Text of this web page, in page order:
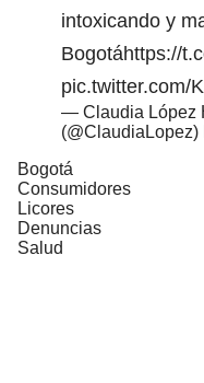
intoxicando y
Bogotáhttps://
pic.twitter.com/
— Claudia López
(@ClaudiaLopez)
Bogotá
Consumidores
Licores
Denuncias
Salud